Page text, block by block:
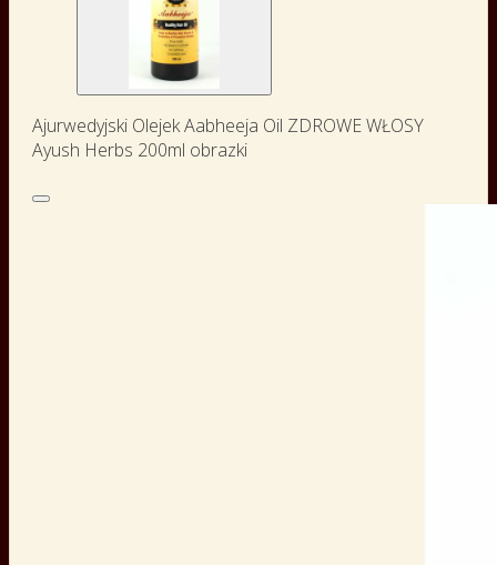
Ajurwedyjski Olejek Aabheeja Oil ZDROWE WŁOSY
Ayush Herbs 200ml obrazki